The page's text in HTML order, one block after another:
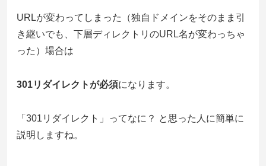
URLが変わってしまった（独自ドメインをそのまま引
き継いでも、下層ディレクトリのURL名が変わっちゃ
った）場合は
301リダイレクトが必須になります。
「301リダイレクト」ってなに？ と思った人に簡単に
説明しますね。